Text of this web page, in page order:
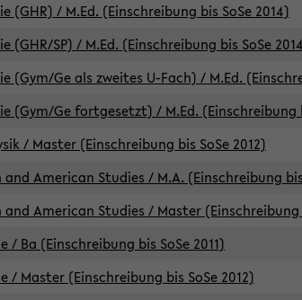
(GHR) / M.Ed. (Einschreibung bis SoSe 2014)
(GHR/SP) / M.Ed. (Einschreibung bis SoSe
(Gym/Ge als zweites U-Fach) / M.Ed.
(Gym/Ge fortgesetzt) / M.Ed. (Einschreibung
/ Master (Einschreibung bis SoSe 2012)
American Studies / M.A. (Einschreibung
American Studies / Master (Einschreibung
/ Ba (Einschreibung bis SoSe 2011)
/ Master (Einschreibung bis SoSe 2012)